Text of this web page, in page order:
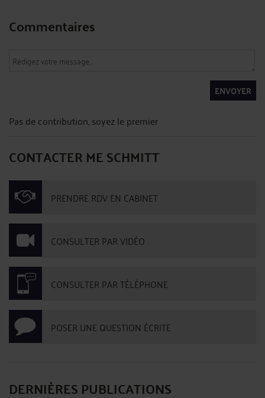
Commentaires
ENVOYER
Pas de contribution, soyez le premier
CONTACTER ME SCHMITT
PRENDRE RDV EN CABINET
CONSULTER PAR VIDÉO
CONSULTER PAR TÉLÉPHONE
POSER UNE QUESTION ÉCRITE
DERNIÈRES PUBLICATIONS